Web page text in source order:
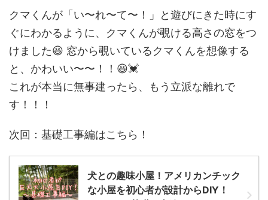
クマくんが「い〜れ〜て〜！」と遊びにきた時にす
ぐにわかるように、クマくんが覗ける高さの窓をつ
けました😆 窓から覗いているクマくんを想像する
と、かわいい〜〜！！😆💓
これが本当に無事建ったら、もう立派な離れで
す！！！
次回：基礎工事編はこちら！
犬との趣味小屋！アメリカンチック
な小屋を初心者が設計からDIY！